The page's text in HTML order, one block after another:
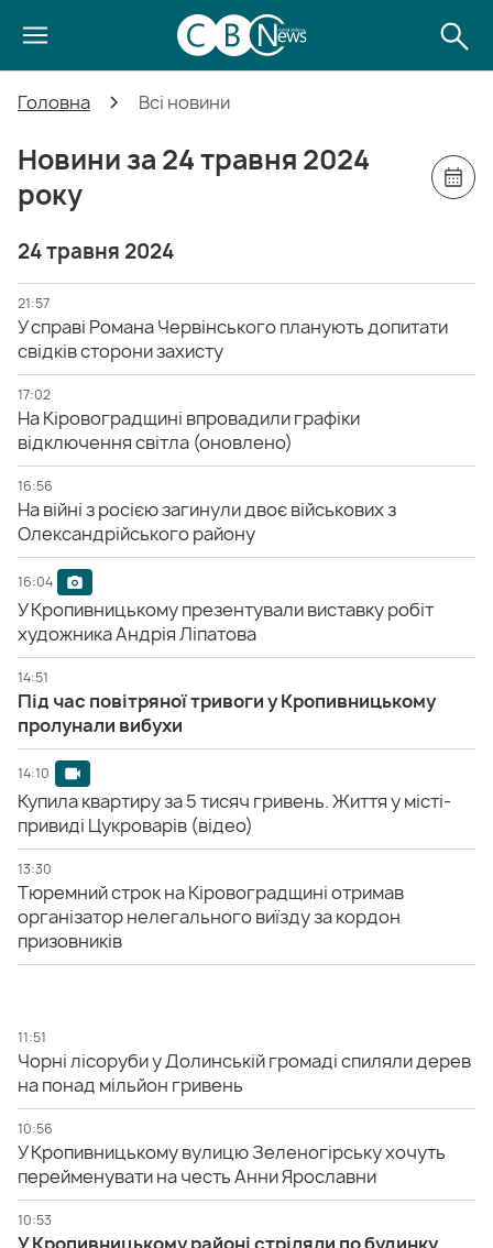
Головна Всі новини
Новини за 24 травня 2024
року
24 травня 2024
21:57
У справі Романа Червінського планують допитати
свідків сторони захисту
17:02
На Кіровоградщині впровадили графіки
відключення світла (оновлено)
16:56
На війні з росією загинули двоє військових з
Олександрійського району
16:04
У Кропивницькому презентували виставку робіт
художника Андрія Ліпатова
14:51
Під час повітряної тривоги у Кропивницькому
пролунали вибухи
14:10
Купила квартиру за 5 тисяч гривень. Життя у місті-
привиді Цукроварів (відео)
13:30
Тюремний строк на Кіровоградщині отримав
організатор нелегального виїзду за кордон
призовників
11:51
Чорні лісоруби у Долинській громаді спиляли дерев
на понад мільйон гривень
10:56
У Кропивницькому вулицю Зеленогірську хочуть
перейменувати на честь Анни Ярославни
10:53